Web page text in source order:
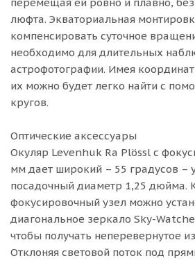
люфта. Экваториальная
компенсировать суточное
необходимо для длительных
астрофотографии. Имея
их можно будет легко найти с
кругов.
Оптические аксессуары
Окуляр Levenhuk Ra Plössl с
мм дает широкий – 55 градусов –
посадочный диаметр 1,25 дюйма.
фокусировочный узел можно
диагональное зеркало Sky-
чтобы получать неперевернутое
Отклоняя световой поток под